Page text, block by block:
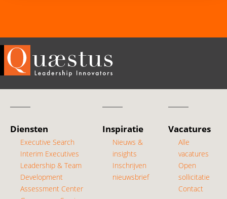
Diensten
Executive Search
Interim Executives
Leadership & Team
Development
Assessment Center
Inspiratie
Nieuws &
insights
Inschrijven
nieuwsbrief
Vacatures
Alle
vacatures
Open
sollicitatie
Contact